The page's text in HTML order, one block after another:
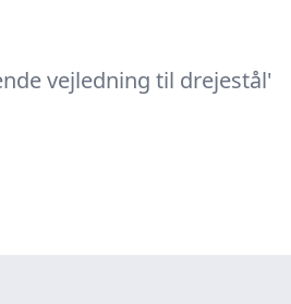
vejledning til drejestål'